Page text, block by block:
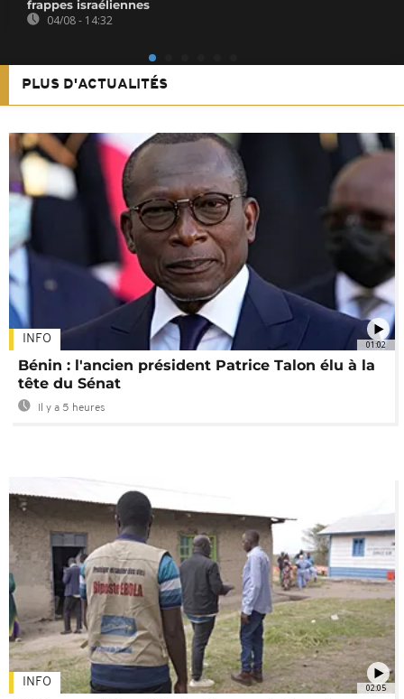
frappes israéliennes
04/08 - 14:32
PLUS D'ACTUALITÉS
01:02
INFO
Bénin : l'ancien président Patrice Talon élu à la
tête du Sénat
Il y a 5 heures
02:05
INFO